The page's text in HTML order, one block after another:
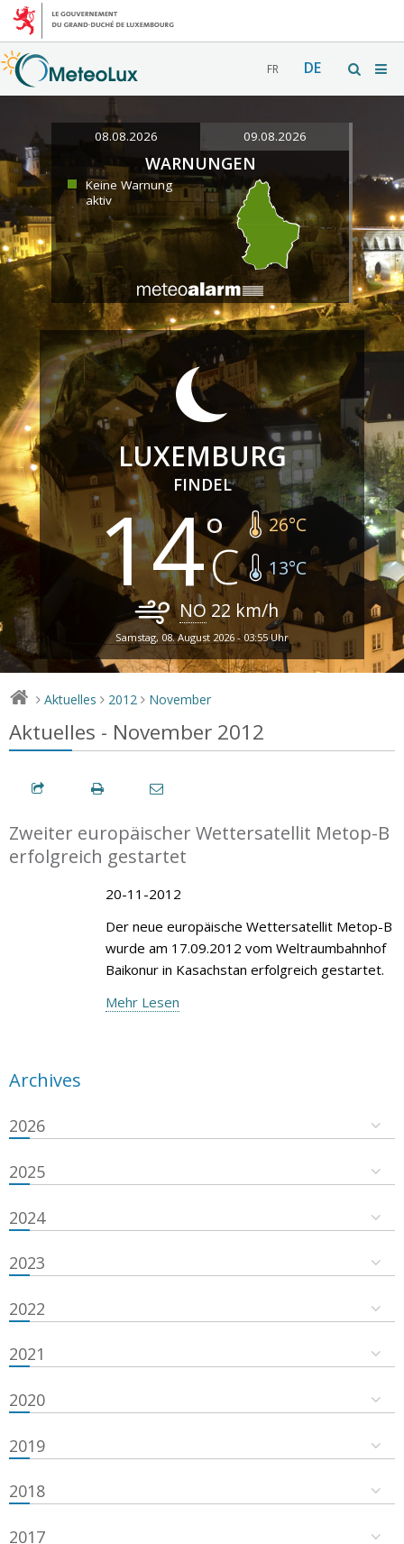
FR DE
08.08.2026 09.08.2026
WARNUNGEN
Keine Warnung
aktiv
LUXEMBURG
FINDEL
14 26°C
13°C
NO 22 km/h
Samstag, 08. August 2026 - 03:55 Uhr
> Aktuelles > 2012 > November
Aktuelles - November 2012
Zweiter europäischer Wettersatellit Metop-B
erfolgreich gestartet
20-11-2012
Der neue europäische Wettersatellit Metop-B
wurde am 17.09.2012 vom Weltraumbahnhof
Baikonur in Kasachstan erfolgreich gestartet.
Mehr Lesen
Archives
2026
2025
2024
2023
2022
2021
2020
2019
2018
2017